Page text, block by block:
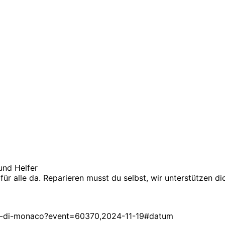
Helfer
alle da. Reparieren musst du selbst, wir unterstützen
monaco?event=60370,2024-11-19#datum